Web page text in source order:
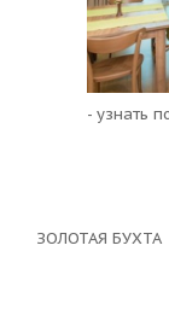
- узнать
ЗОЛОТАЯ БУХТА